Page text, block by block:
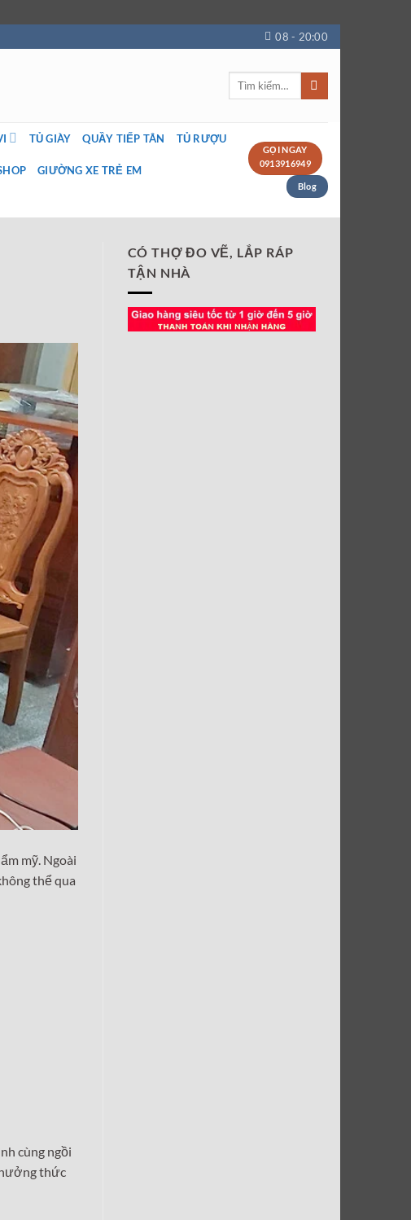
08 - 20:00
Tìm
TỦ GIÀY QUẦY TIẾP TÂN TỦ RƯỢU
GIƯỜNG XE TRẺ EM
GỌI NGAY
0913916949
Blog
mỹ. Ngoài
thể qua
cùng ngồi
thức
CÓ THỢ ĐO VẼ, LẮP RÁP
TẬN NHÀ